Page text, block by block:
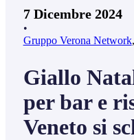
7 Dicembre 2024
•
Gruppo Verona Network,
Giallo
per bar e
Veneto si